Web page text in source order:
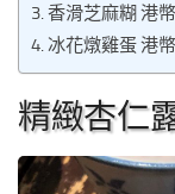
香滑芝麻糊 港
冰花燉雞蛋 港
精緻杏仁